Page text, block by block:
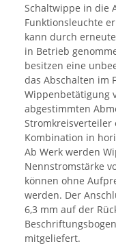
Schaltwippe in die
Funktionsleuchte
kann durch
in Betrieb
besitzen eine
das Abschalten im
Wippenbetätigung
abgestimmten
Stromkreisverteiler
Kombination in
Ab Werk werden
Nennstromstärke
können ohne
werden. Der
6,3 mm auf der
mitgeliefert.